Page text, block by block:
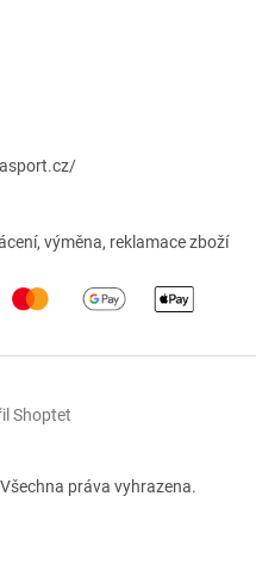
výměna, reklamace zboží
Shoptet
práva vyhrazena.